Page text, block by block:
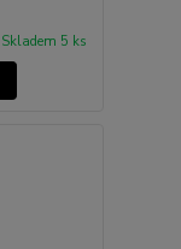
Skladem 5 ks